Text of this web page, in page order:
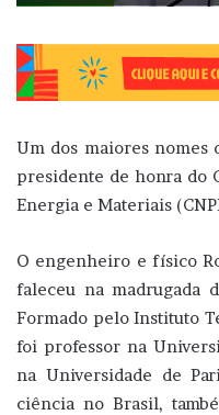
Um dos maiores nomes
presidente de honra do
Energia e Materiais
O engenheiro e físico
faleceu na madrugada
Formado pelo Instituto
foi professor na
na Universidade de
ciência no Brasil,